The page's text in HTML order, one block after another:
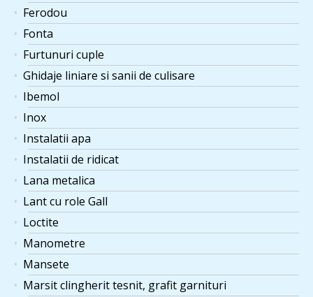
Ferodou
Fonta
Furtunuri cuple
Ghidaje liniare si sanii de culisare
Ibemol
Inox
Instalatii apa
Instalatii de ridicat
Lana metalica
Lant cu role Gall
Loctite
Manometre
Mansete
Marsit clingherit tesnit, grafit garnituri